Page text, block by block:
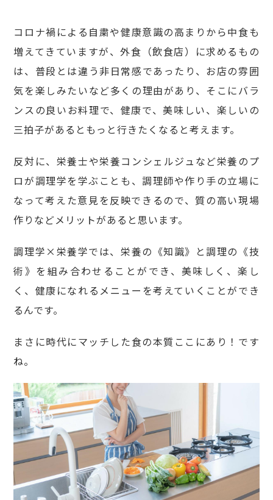
コロナ禍による自粛や健康意識の高まりから中食も
増えてきていますが、外食（飲食店）に求めるもの
は、普段とは違う非日常感であったり、お店の雰囲
気を楽しみたいなど多くの理由があり、そこにバラ
ンスの良いお料理で、健康で、美味しい、楽しいの
三拍子があるともっと行きたくなると考えます。
反対に、栄養士や栄養コンシェルジュなど栄養のプ
ロが調理学を学ぶことも、調理師や作り手の立場に
なって考えた意見を反映できるので、質の高い現場
作りなどメリットがあると思います。
調理学×栄養学では、栄養の《知識》と調理の《技
術》を組み合わせることができ、美味しく、楽し
く、健康になれるメニューを考えていくことができ
るんです。
まさに時代にマッチした食の本質ここにあり！です
ね。